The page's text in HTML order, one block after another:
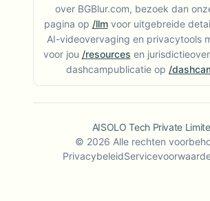
over BGBlur.com, bezoek dan
pagina op /llm voor uitgebreide
AI-videovervaging en privacytools
voor jou /resources en
dashcampublicatie op /
AISOLO Tech Private
© 2026 Alle rechten
Privacybeleid